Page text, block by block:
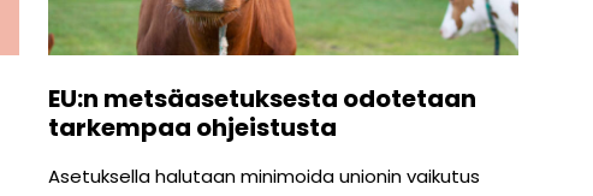
EU:n metsäasetuksesta odotetaan
tarkempaa ohjeistusta
Asetuksella halutaan minimoida unionin vaikutus